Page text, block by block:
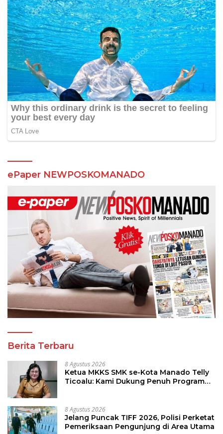
ePaper NEWPOSKOMANADO
Berita Terbaru
8 Agustus 2026
Ketua MKKS SMK se-Kota Manado Telly
Ticoalu: Kami Dukung Penuh Program
8 Agustus 2026
Jelang Puncak TIFF 2026, Polisi Perketat
Pemeriksaan Pengunjung di Area Utama